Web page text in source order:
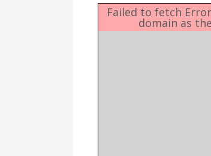
Failed to fetch
domain as